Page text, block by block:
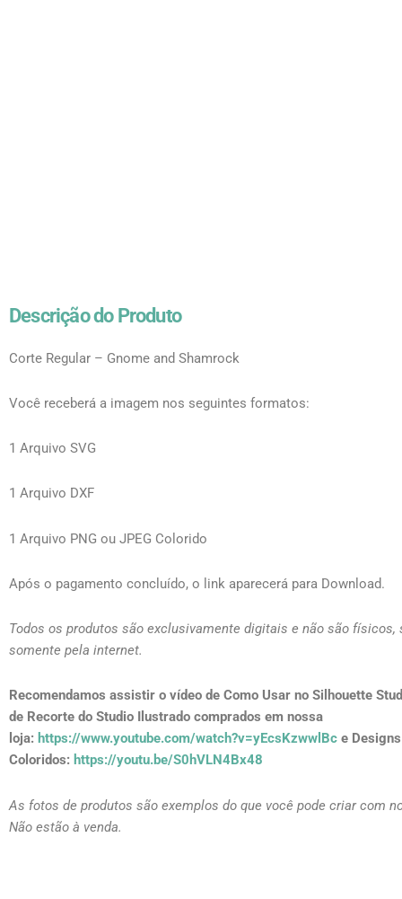
Descrição do Produto
Corte Regular – Gnome and Shamrock
Você receberá a imagem nos seguintes formatos:
1 Arquivo SVG
1 Arquivo DXF
1 Arquivo PNG ou JPEG Colorido
Após o pagamento concluído, o link aparecerá para Download.
Todos os produtos são exclusivamente digitais e não são físicos,
somente pela internet.
Recomendamos assistir o vídeo de Como Usar no Silhouette
de Recorte do Studio Ilustrado comprados em nossa
loja: https://www.youtube.com/watch?v=yEcsKzwwlBc e Designs
Coloridos: https://youtu.be/S0hVLN4Bx48
As fotos de produtos são exemplos do que você pode criar com
Não estão à venda.